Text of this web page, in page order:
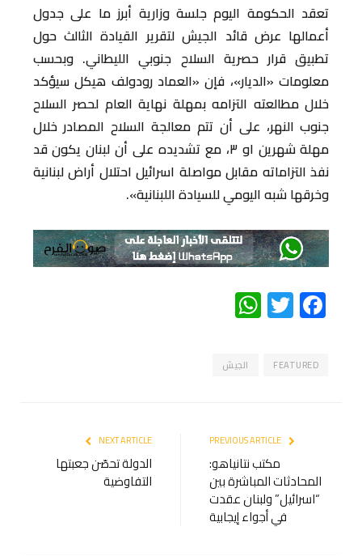
تعقد الحكومة اليوم جلسة وزارية أبرز ما على جدول
أعمالها عرض قائد الجيش لتقرير القيادة الثالث حول
تطبيق قرار حصرية السلاح جنوبي الليطاني. وبحسب
معلومات «الديار»، فإن «العماد رودولف هيكل سيؤكد
خلال مطالعته التزامه بمهلة نهاية العام لحصر السلاح
جنوب النهر، على أن تتم معالجة السلاح المصادر خلال
مهلة شهرين او ٣، مع تشديده على أن لبنان يكون قد
نفذ التزاماته مقابل مواصلة اسرائيل احتلال أراض لبنانية
وخرقها شبه اليومي للسيادة اللبنانية».
Facebook
Twitter
WhatsApp
FEATURED الجيش
مكتب نتانياهو:
المحادثات المباشرة بين
“اسرائيل” ولبنان عقدت
في أجواء إيجابية
NEXT ARTICLE
الدولة تحصّن جعبتها
التفاوضية